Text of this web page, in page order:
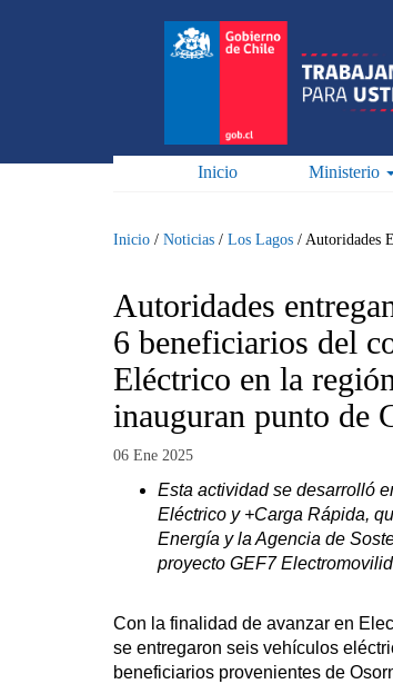
Inicio Ministerio
Inicio / Noticias / Los Lagos / Autoridades
Autoridades
6 beneficiarios del
Eléctrico en la
inauguran punto de
06 Ene 2025
Esta actividad se desarrolló
Eléctrico y +Carga Rápida,
Energía y la Agencia de
proyecto GEF7
Con la finalidad de avanzar en
se entregaron seis vehículos
beneficiarios provenientes de